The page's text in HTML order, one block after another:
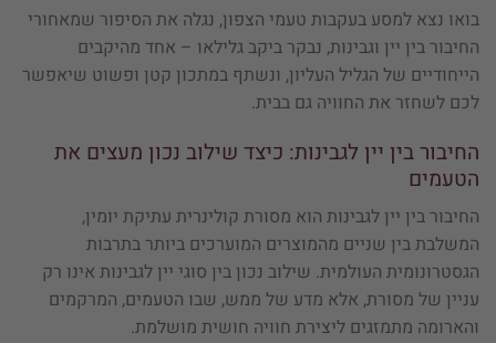
בואו נצא למסע בעקבות טעמי הצפון, נגלה את הסיפור שמאחורי
החיבור בין יין וגבינות, נבקר ביקב גלילאו – אחד מהיקבים
הייחודיים של הגליל העליון, ונשתף במתכון קטן ופשוט שיאפשר
לכם לשחזר את החוויה גם בבית.
החיבור בין יין לגבינות: כיצד שילוב נכון מעצים את
הטעמים
החיבור בין יין לגבינות הוא מסורת קולינרית עתיקת יומין,
המשלבת בין שניים מהמוצרים המוערכים ביותר בתרבות
הגסטרונומית העולמית. שילוב נכון בין סוגי יין לגבינות אינו רק
עניין של מסורת, אלא מדע של ממש, שבו הטעמים, המרקמים
והארומה מתמזגים ליצירת חוויה חושית מושלמת.​